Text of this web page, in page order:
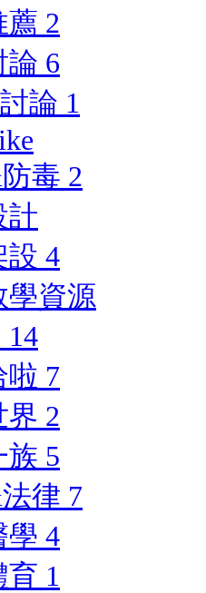
薦 2
論 6
論 1
毒 2
計
設 4
學資源
14
啦 7
界 2
族 5
律 7
學 4
育 1